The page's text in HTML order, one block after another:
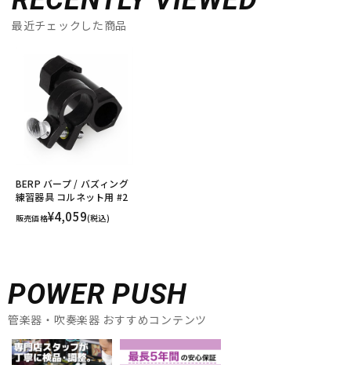
最近チェックした商品
BERP バープ / バズィング
練習器具 コルネット用 #2
販売価格¥4,059(税込)
POWER PUSH
管楽器・吹奏楽器 おすすめコンテンツ